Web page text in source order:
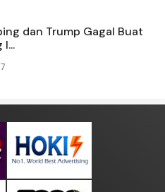
dan Trump Gagal Buat